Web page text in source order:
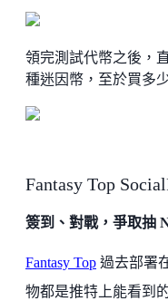
領完測試代幣之後，
種迷因幣，至於買多
Fantasy Top
簽到、對戰，爭取抽
Fantasy Top 過去部署
物都是推特上能看到